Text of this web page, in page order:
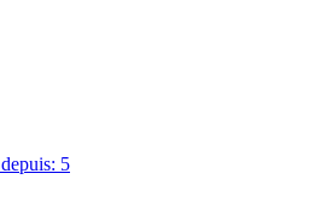
depuis: 5